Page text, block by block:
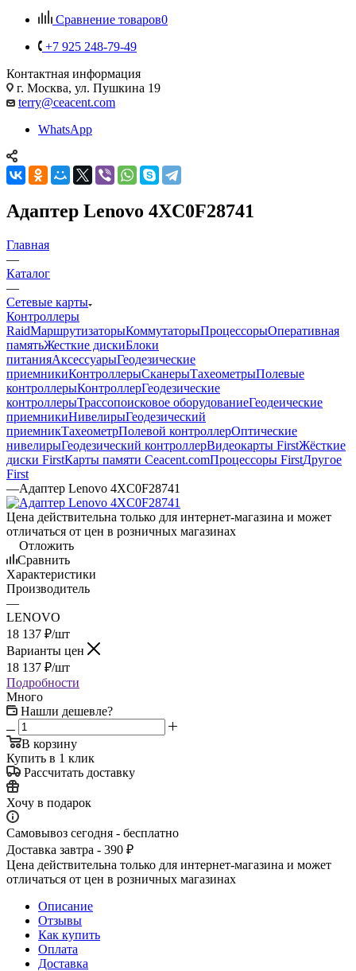
Сравнение товаров0
+7 925 248-79-49
Контактная информация
г. Москва, ул. Пушкина 19
terry@ceacent.com
WhatsApp
Адаптер Lenovo 4XC0F28741
Главная
—
Каталог
—
Сетевые карты
Контроллеры
RaidМаршрутизаторыКоммутаторыПроцессорыОперативная
памятьЖесткие дискиБлоки
питанияАксессуарыГеодезические
приемникиКонтроллерыСканерыТахеометрыПолевые
контроллерыКонтроллерГеодезические
контроллерыТрассопоисковое оборудованиеГеодеические
приемникиНивелирыГеодезический
приемникТахеометрПолевой контроллерОптические
нивелирыГеодезический контроллерВидеокарты FirstЖёсткие
диски FirstКарты памяти Ceacent.comПроцессоры FirstДругое
First
—Адаптер Lenovo 4XC0F28741
Цена действительна только для интернет-магазина и может
отличаться от цен в розничных магазинах
Отложить
Сравнить
Характеристики
Производитель
—
LENOVO
18 137 ₽/шт
Варианты цен
18 137 ₽/шт
Подробности
Много
Нашли дешевле?
В корзину
Купить в 1 клик
Рассчитать доставку
Хочу в подарок
Самовывоз сегодня - бесплатно
Доставка завтра - 390 ₽
Цена действительна только для интернет-магазина и может
отличаться от цен в розничных магазинах
Описание
Отзывы
Как купить
Оплата
Доставка